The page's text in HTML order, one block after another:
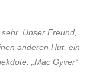
Unser Freund,
anderen Hut, ein
„Mac Gyver“